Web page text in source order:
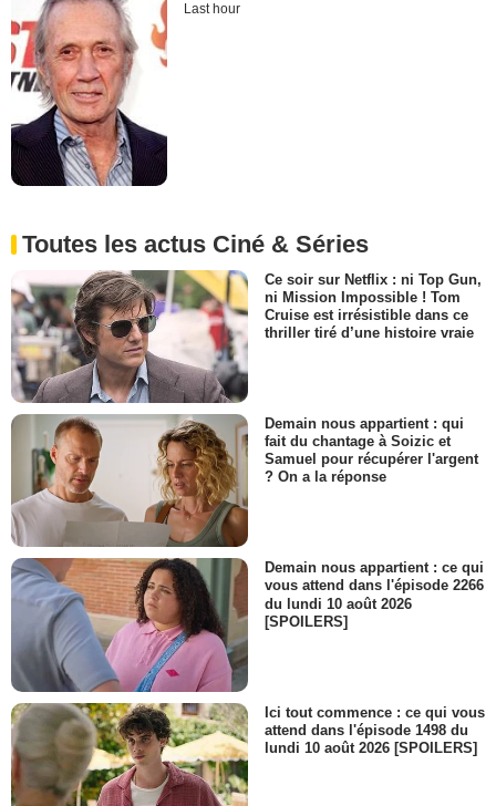
Last hour
Toutes les actus Ciné & Séries
Ce soir sur Netflix : ni Top Gun,
ni Mission Impossible ! Tom
Cruise est irrésistible dans ce
thriller tiré d’une histoire vraie
Demain nous appartient : qui
fait du chantage à Soizic et
Samuel pour récupérer l'argent
? On a la réponse
Demain nous appartient : ce qui
vous attend dans l'épisode 2266
du lundi 10 août 2026
[SPOILERS]
Ici tout commence : ce qui vous
attend dans l'épisode 1498 du
lundi 10 août 2026 [SPOILERS]